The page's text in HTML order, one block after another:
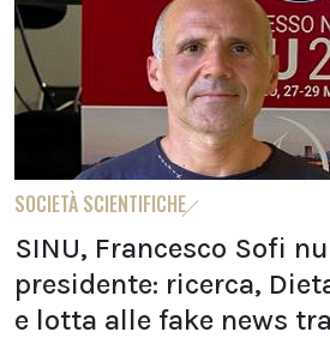
SOCIETÀ SCIENTIFICHE
SINU, Francesco Sofi
presidente: ricerca,
e lotta alle fake news